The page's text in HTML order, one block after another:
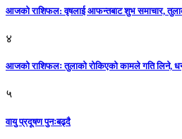
आजकाे राशिफल: वृषलाई आफन्तबाट शुभ समाचार,
४
आजको राशिफलः तुलाकाे रोकिएको कामले गति लिने,
५
वायु प्रदूषण पुनःबढ्दै